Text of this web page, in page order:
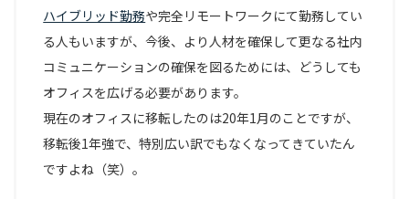
ハイブリッド勤務や完全リモートワークにて勤務してい
る人もいますが、今後、より人材を確保して更なる社内
コミュニケーションの確保を図るためには、どうしても
オフィスを広げる必要があります。
現在のオフィスに移転したのは20年1月のことですが、
移転後1年強で、特別広い訳でもなくなってきていたん
ですよね（笑）。